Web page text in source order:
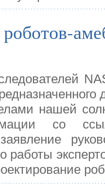
нашей
со
работы